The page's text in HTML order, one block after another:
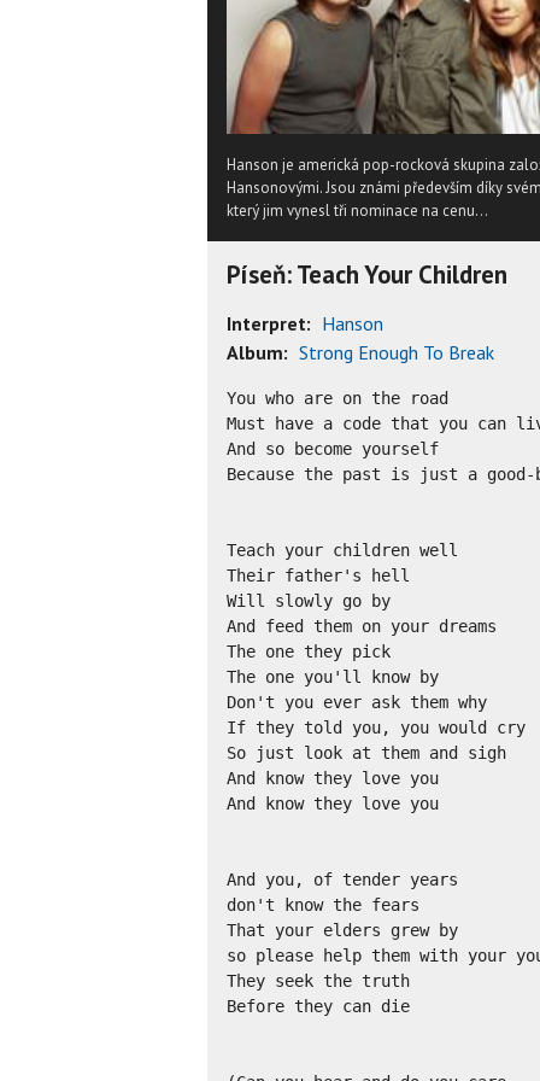
Hanson je americká pop-rocková skupina
Hansonovými. Jsou známi především díky
který jim vynesl tři nominace na cenu...
Píseň: Teach Your Children
Interpret: Hanson
Album: Strong Enough To Break
You who are on the road
Must have a code that you can
And so become yourself
Because the past is just a good-
Teach your children well
Their father's hell
Will slowly go by
And feed them on your dreams
The one they pick
The one you'll know by
Don't you ever ask them why
If they told you, you would cry
So just look at them and sigh
And know they love you
And know they love you
And you, of tender years
don't know the fears
That your elders grew by
so please help them with your
They seek the truth
Before they can die